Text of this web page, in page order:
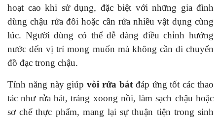
hoạt cao khi sử dụng, đặc biệt với những gia đình
dùng chậu rửa đôi hoặc cần rửa nhiều vật dụng cùng
lúc. Người dùng có thể dễ dàng điều chỉnh hướng
nước đến vị trí mong muốn mà không cần di chuyển
đồ đạc trong chậu.
Tính năng này giúpvòi rửa bátđáp ứng tốt các thao
tác như rửa bát, tráng xoong nồi, làm sạch chậu hoặc
sơ chế thực phẩm, mang lại sự thuận tiện trong sinh